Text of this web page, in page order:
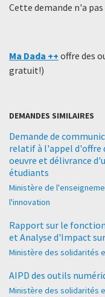
Cette demande n'a pas
Ma Dada ++ offre des
gratuit!)
DEMANDES SIMILAIRES
Demande de
relatif à l'appel d'offre
oeuvre et délivrance
étudiants
Ministère de
l'innovation
Rapport sur le
et Analyse d'Impact
Ministère des solidarités
AIPD des outils
Ministère des solidarités